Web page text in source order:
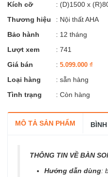
Kích cỡ
: (D)1500 x
Thương hiệu
: Nội thất AHA
Bảo hành
: 12 tháng
Lượt xem
: 741
Giá bán
: 5.099.000 ₫
Loại hàng
: sẵn hàng
Tình trạng
: Còn hàng
MÔ TẢ SẢN PHẨM
THÔNG TIN VỀ BÀN
Hướng dẫn dùng: